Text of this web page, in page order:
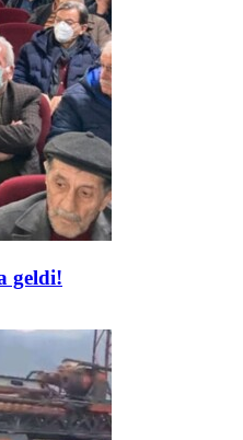
geldi!